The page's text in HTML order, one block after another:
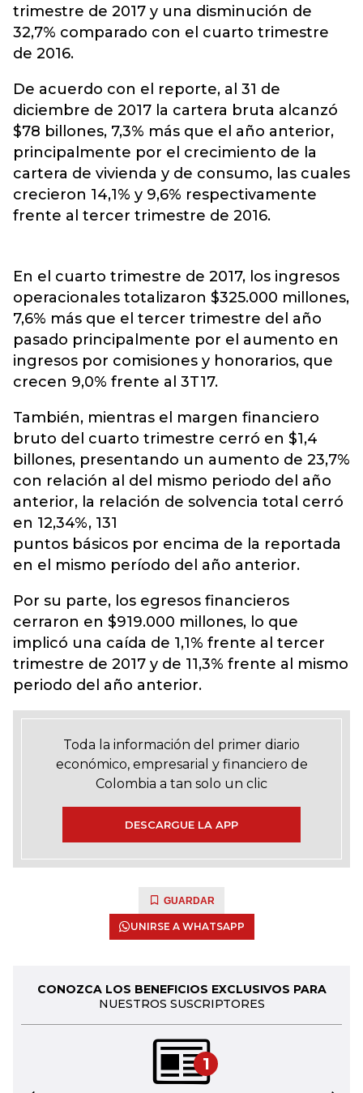
trimestre de 2017 y una disminución de
32,7% comparado con el cuarto trimestre
de 2016.
De acuerdo con el reporte, al 31 de
diciembre de 2017 la cartera bruta alcanzó
$78 billones, 7,3% más que el año anterior,
principalmente por el crecimiento de la
cartera de vivienda y de consumo, las cuales
crecieron 14,1% y 9,6% respectivamente
frente al tercer trimestre de 2016.
En el cuarto trimestre de 2017, los ingresos
operacionales totalizaron $325.000 millones,
7,6% más que el tercer trimestre del año
pasado principalmente por el aumento en
ingresos por comisiones y honorarios, que
crecen 9,0% frente al 3T17.
También, mientras el margen financiero
bruto del cuarto trimestre cerró en $1,4
billones, presentando un aumento de 23,7%
con relación al del mismo periodo del año
anterior, la relación de solvencia total cerró
en 12,34%, 131
puntos básicos por encima de la reportada
en el mismo período del año anterior.
Por su parte, los egresos financieros
cerraron en $919.000 millones, lo que
implicó una caída de 1,1% frente al tercer
trimestre de 2017 y de 11,3% frente al mismo
periodo del año anterior.
Toda la información del primer diario
económico, empresarial y financiero de
Colombia a tan solo un clic
DESCARGUE LA APP
GUARDAR
UNIRSE A WHATSAPP
CONOZCA LOS BENEFICIOS EXCLUSIVOS PARA
NUESTROS SUSCRIPTORES
1